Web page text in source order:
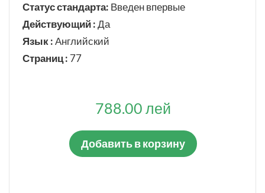
Статус стандарта: Введен впервые
Действующий :Да
Язык :Английский
Страниц : 77
788.00 лей
Добавить в корзину